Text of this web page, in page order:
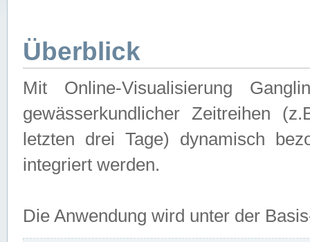
Überblick
Mit Online-Visualisierung
gewässerkundlicher Zeitreihen
letzten drei Tage) dynamisch
integriert werden.
Die Anwendung wird unter der